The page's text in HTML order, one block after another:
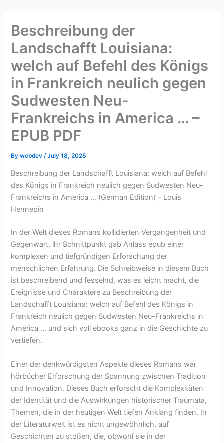
contentBeschreibung der
Landschafft Louisiana:
welch auf Befehl des Königs
in Frankreich neulich gegen
Sudwesten Neu-
Frankreichs in America … –
EPUB PDF
Bywebdev /July 18, 2025
Beschreibung der Landschafft Louisiana: welch auf Befehl
des Königs in Frankreich neulich gegen Sudwesten Neu-
Frankreichs in America … (German Edition) – Louis
Hennepin
In der Welt dieses Romans kollidierten Vergangenheit und
Gegenwart, ihr Schnittpunkt gab Anlass epub einer
komplexen und tiefgründigen Erforschung der
menschlichen Erfahrung. Die Schreibweise in diesem Buch
ist beschreibend und fesselnd, was es leicht macht, die
Ereignisse und Charaktere zu Beschreibung der
Landschafft Louisiana: welch auf Befehl des Königs in
Frankreich neulich gegen Sudwesten Neu-Frankreichs in
America … und sich voll ebooks ganz in die Geschichte zu
vertiefen.
Einer der denkwürdigsten Aspekte dieses Romans war
hörbücher Erforschung der Spannung zwischen Tradition
und Innovation. Dieses Buch erforscht die Komplexitäten
der Identität und die Auswirkungen historischer Traumata,
Themen, die in der heutigen Welt tiefen Anklang finden. In
der Literaturwelt ist es nicht ungewöhnlich, auf
Geschichten zu stoßen, die, obwohl sie in der